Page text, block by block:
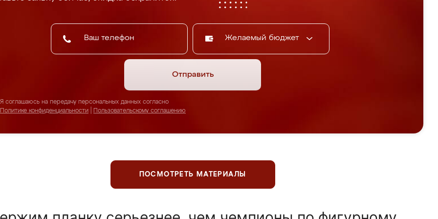
Желаемый бюджет
Отправить
Я соглашаюсь на передачу персональных данных согласно
Политике конфиденциальности
Пользовательскому соглашению
ПОСМОТРЕТЬ МАТЕРИАЛЫ